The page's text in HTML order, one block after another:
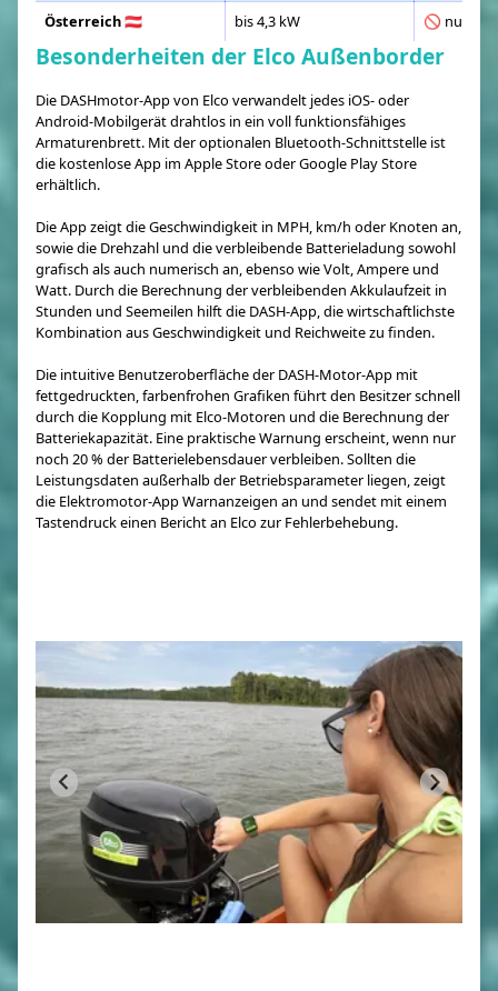
Österreich 🇦🇹
bis 4,3 kW 🚫 nur mit
Besonderheiten der Elco Außenborder
Die DASHmotor-App von Elco verwandelt jedes iOS- oder
Android-Mobilgerät drahtlos in ein voll funktionsfähiges
Armaturenbrett. Mit der optionalen Bluetooth-Schnittstelle ist
die kostenlose App im Apple Store oder Google Play Store
erhältlich.
Die App zeigt die Geschwindigkeit in MPH, km/h oder Knoten an,
sowie die Drehzahl und die verbleibende Batterieladung sowohl
grafisch als auch numerisch an, ebenso wie Volt, Ampere und
Watt. Durch die Berechnung der verbleibenden Akkulaufzeit in
Stunden und Seemeilen hilft die DASH-App, die wirtschaftlichste
Kombination aus Geschwindigkeit und Reichweite zu finden.
Die intuitive Benutzeroberfläche der DASH-Motor-App mit
fettgedruckten, farbenfrohen Grafiken führt den Besitzer schnell
durch die Kopplung mit Elco-Motoren und die Berechnung der
Batteriekapazität. Eine praktische Warnung erscheint, wenn nur
noch 20 % der Batterielebensdauer verbleiben. Sollten die
Leistungsdaten außerhalb der Betriebsparameter liegen, zeigt
die Elektromotor-App Warnanzeigen an und sendet mit einem
Tastendruck einen Bericht an Elco zur Fehlerbehebung.